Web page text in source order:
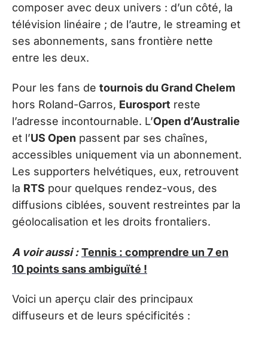
composer avec deux univers : d’un côté, la
télévision linéaire ; de l’autre, le streaming et
ses abonnements, sans frontière nette
entre les deux.
Pour les fans de tournois du Grand Chelem
hors Roland-Garros, Eurosport reste
l’adresse incontournable. L’Open d’Australie
et l’US Open passent par ses chaînes,
accessibles uniquement via un abonnement.
Les supporters helvétiques, eux, retrouvent
la RTS pour quelques rendez-vous, des
diffusions ciblées, souvent restreintes par la
géolocalisation et les droits frontaliers.
A voir aussi : Tennis : comprendre un 7 en
10 points sans ambiguïté !
Voici un aperçu clair des principaux
diffuseurs et de leurs spécificités :